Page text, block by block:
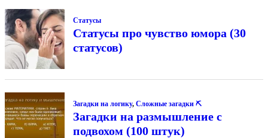
Статусы
Статусы про чувство юмора (30
статусов)
Загадки на логику, Сложные загадки ⛏
Загадки на размышление с
подвохом (100 штук)